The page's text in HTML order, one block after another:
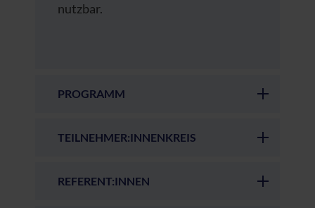
nutzbar.
PROGRAMM
TEILNEHMER:INNENKREIS
REFERENT:INNEN